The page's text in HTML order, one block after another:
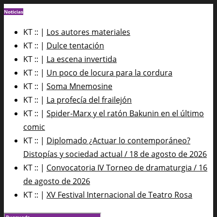
Noticias
KT :: | Los autores materiales
KT :: | Dulce tentación
KT :: | La escena invertida
KT :: | Un poco de locura para la cordura
KT :: | Soma Mnemosine
KT :: | La profecía del frailejón
KT :: | Spider-Marx y el ratón Bakunin en el último
comic
KT :: | Diplomado ¿Actuar lo contemporáneo?
Distopías y sociedad actual / 18 de agosto de 2026
KT :: | Convocatoria IV Torneo de dramaturgia / 16
de agosto de 2026
KT :: | XV Festival Internacional de Teatro Rosa